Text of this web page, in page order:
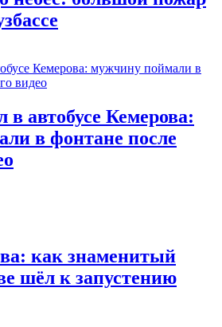
в автобусе Кемерова:
в фонтане после
как знаменитый
шёл к запустению